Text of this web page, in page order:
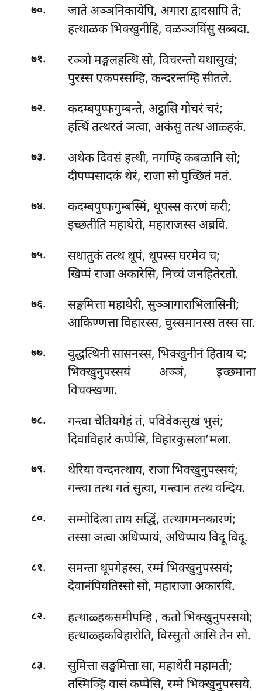
७०.
जाते अञ्ञनिकायेपि, अगारा द्वादसापि ते;
हत्थाळक भिक्खुनीहि, वळञ्जयिंसु सब्बदा.
७१.
रञ्ञो मङ्गलहत्थि सो, विचरन्तो यथासुखं;
पुरस्स एकपस्सम्हि, कन्दरन्तम्हि सीतले.
७२.
कदम्बपुप्फगुम्बन्ते, अट्ठासि गोचरं चरं;
हत्थिं तत्थरतं ञत्वा, अकंसु तत्थ आळ्हकं.
७३.
अथेक दिवसं हत्थी, नगण्हि कबळानि सो;
दीपप्पसादकं थेरं, राजा सो पुच्छितं मतं.
७४.
कदम्बपुप्फगुम्बस्मिं, थूपस्स करणं करी;
इच्छतीति महाथेरो, महाराजस्स अब्रवि.
७५.
सधातुकं तत्थ थूपं, थूपस्स घरमेव च;
खिप्पं राजा अकारेसि, निच्चं जनहितेरतो.
७६.
सङ्घमित्ता महाथेरी, सुञ्ञागाराभिलासिनी;
आकिण्णत्ता विहारस्स, वुस्समानस्स तस्स सा.
७७.
वुद्धत्थिनी सासनस्स, भिक्खुनीनं हिताय च;
भिक्खुनुपस्सयं अञ्ञं, इच्छमाना
विचक्खणा.
७८.
गन्त्वा चेतियगेहं तं, पविवेकसुखं भुसं;
दिवाविहारं कप्पेसि, विहारकुसला’मला.
७९.
थेरिया वन्दनत्थाय, राजा भिक्खुनुपस्सयं;
गन्त्वा तत्थ गतं सुत्वा, गन्त्वान तत्थ वन्दिय.
८०.
सम्मोदित्वा ताय सद्धिं, तत्थागमनकारणं;
तस्सा ञत्वा अधिप्पायं, अधिप्पाय विदू विदू.
८१.
समन्ता थूपगेहस्स, रम्मं भिक्खुनुपस्सयं;
देवानंपियतिस्सो सो, महाराजा अकारयि.
८२. हत्थाळ्हकसमीपम्हि, कतो भिक्खुनुपस्सयो;
हत्थाळ्हकविहारोति, विस्सुतो आसि तेन सो.
८३.
सुमित्ता सङ्घमित्ता सा, महाथेरी महामती;
तस्मिञ्हि वासं कप्पेसि, रम्मे भिक्खुनुपस्सये.